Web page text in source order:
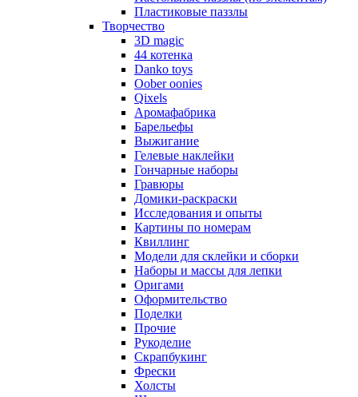
Пластиковые паззлы
Творчество
3D magic
44 котенка
Danko toys
Oober oonies
Qixels
Аромафабрика
Барельефы
Выжигание
Гелевые наклейки
Гончарные наборы
Гравюры
Домики-раскраски
Исследования и опыты
Картины по номерам
Квиллинг
Модели для склейки и сборки
Наборы и массы для лепки
Оригами
Оформительство
Поделки
Прочие
Рукоделие
Скрапбукинг
Фрески
Холсты